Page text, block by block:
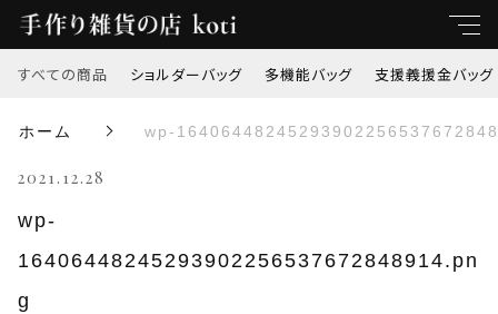
すべての商品 ショルダーバッグ 多機能バッグ 支援義援金バッグ
ホーム wp-
2021.12.28
wp-
16406448245293902256537672848914.pn
g
親カテゴリ